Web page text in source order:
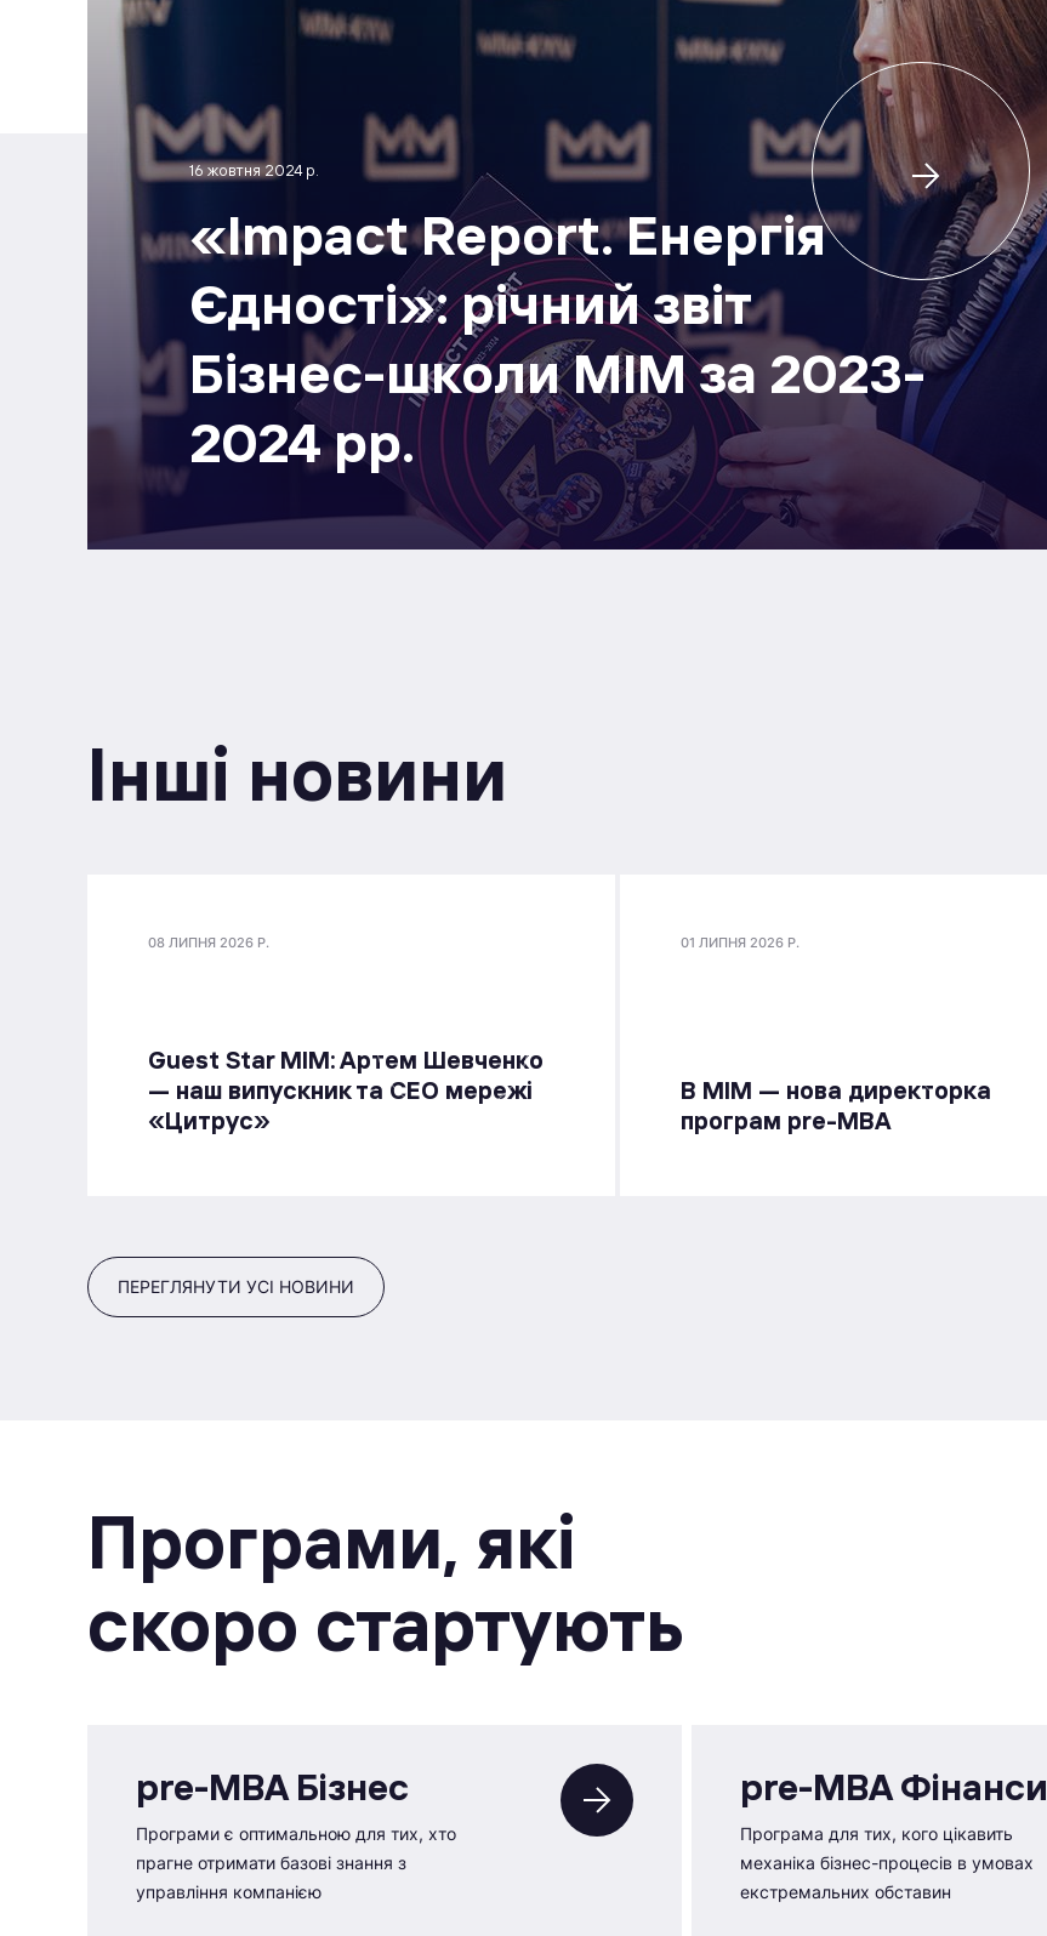
16 жовтня 2024 р.
«Impact Report. Енергія
Єдності»: річний звіт
Бізнес-школи МІМ за 2023-
2024 рр.
Інші новини
08 ЛИПНЯ 2026 Р.
Guest Star МІМ: Артем Шевченко
— наш випускник та СЕО мережі
«Цитрус»
01 ЛИПНЯ 2026 Р.
В МІМ — нова директорка
програм pre-MBA
ПЕРЕГЛЯНУТИ УСІ НОВИНИ
Програми, якi
скоро стартують
pre-MBA Бізнес
Програми є оптимальною для тих, хто
прагне отримати базові знання з
управління компанією
pre-MBA Фінанси
Програма для тих, кого цікавить
механіка бізнес-процесів в умовах
екстремальних обставин